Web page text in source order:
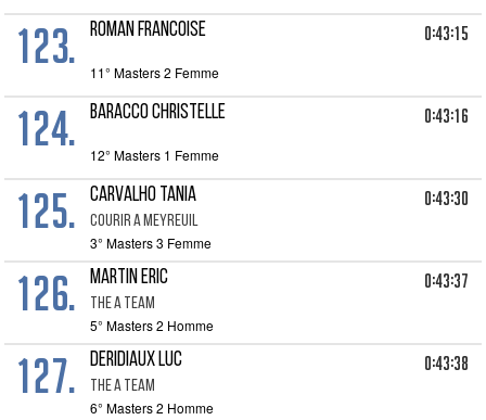
123. ROMAN FRANCOISE 0:43:15
11° Masters 2 Femme
124. BARACCO CHRISTELLE 0:43:16
12° Masters 1 Femme
125. CARVALHO TANIA
COURIR A MEYREUIL
0:43:30
3° Masters 3 Femme
126. MARTIN ERIC
THE A TEAM
0:43:37
5° Masters 2 Homme
127. DERIDIAUX LUC
THE A TEAM
0:43:38
6° Masters 2 Homme